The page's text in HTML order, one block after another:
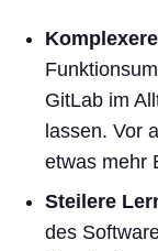
GitLab im
lassen. Vor
etwas mehr
Steilere
des